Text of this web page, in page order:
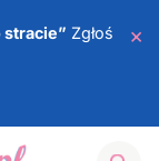
stracie” Zgłoś
×